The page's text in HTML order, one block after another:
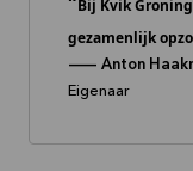
Bij Kvik
gezamenlijk
-- Anton
Eigenaar